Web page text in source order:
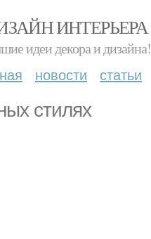
ИНТЕРЬЕРА
идеи декора и дизайна!
новости статьи
стилях